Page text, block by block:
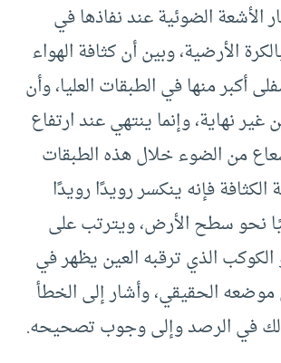
الضوئية عند نفاذها في
الأرضية، وبين أن كثافة الهواء
أكبر منها في الطبقات العليا، وأن
غير نهاية، وإنما ينتهي عند ارتفاع
من الضوء خلال هذه الطبقات
الكثافة فإنه ينكسر رويدًا رويدًا
نحو سطح الأرض، ويترتب على
الذي ترقبه العين يظهر في
الحقيقي، وأشار إلى الخطأ
في الرصد وإلى وجوب تصحيحه.